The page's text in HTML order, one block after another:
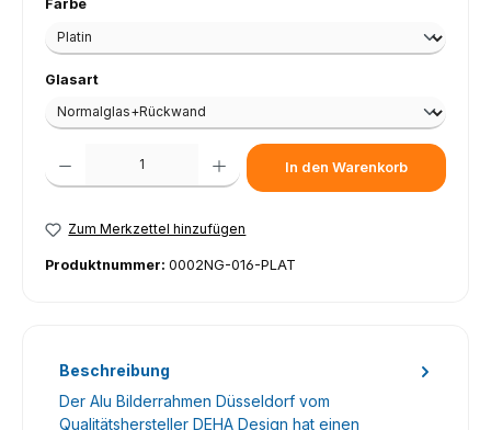
Farbe
Glasartauswählen
Produkt Anzahl: Gib den gewünschten Wert ein oder benutze die
In den Warenkorb
Zum Merkzettel hinzufügen
Produktnummer: 0002NG-016-PLAT
Beschreibung
Der Alu Bilderrahmen Düsseldorf vom
Qualitätshersteller DEHA Design hat einen